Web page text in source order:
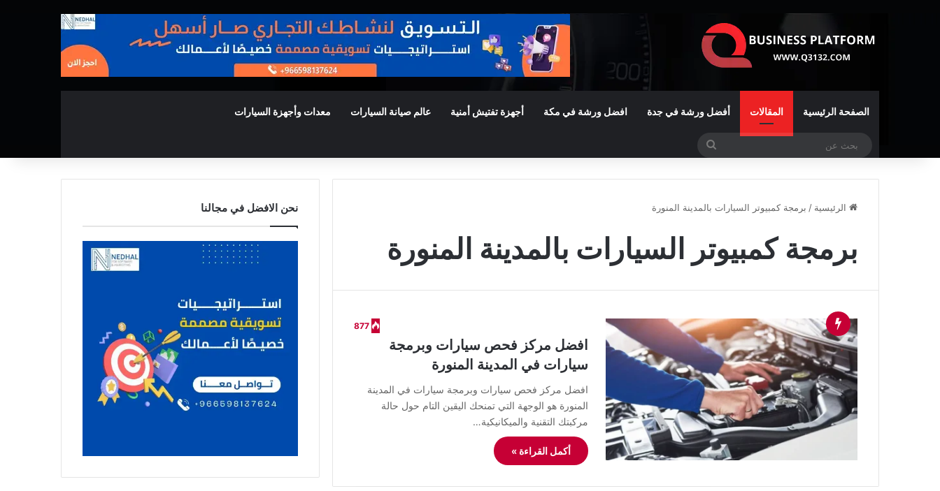
الصفحة الرئيسية المقالات أفضل ورشة في جدة افضل ورشة في مكة أجهزة تفتيش أمنية عالم صيانة السيارات معدات وأجهزة السيارات
الرئيسية / برمجة كمبيوتر السيارات بالمدينة المنورة
برمجة كمبيوتر السيارات بالمدينة المنورة
877
افضل مركز فحص سيارات وبرمجة
سيارات في المدينة المنورة
افضل مركز فحص سيارات وبرمجة سيارات في المدينة
المنورة هو الوجهة التي تمنحك اليقين التام حول حالة
مركبتك التقنية والميكانيكية…
أكمل القراءة »
نحن الافضل في مجالنا